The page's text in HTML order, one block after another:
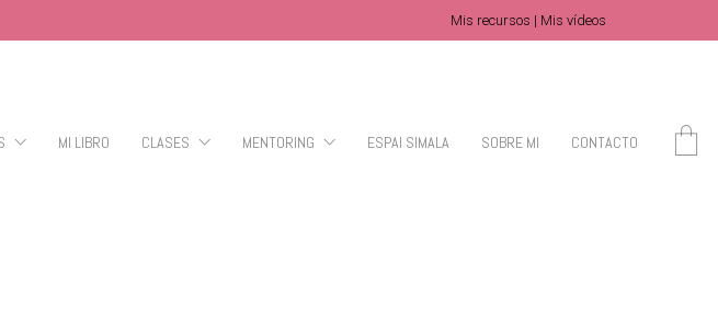
Mis recursos | Mis vídeos
MI LIBRO CLASES MENTORING ESPAI SIMALA SOBRE MI CONTACTO